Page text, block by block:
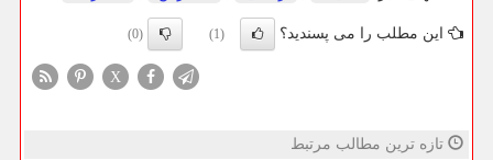
این مطلب را می پسندید؟ (1)
(0)
X
تازه ترین مطالب مرتبط